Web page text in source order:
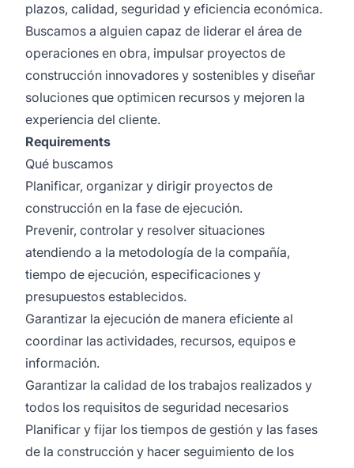
plazos, calidad, seguridad y eficiencia económica.
Buscamos a alguien capaz de liderar el área de
operaciones en obra, impulsar proyectos de
construcción innovadores y sostenibles y diseñar
soluciones que optimicen recursos y mejoren la
experiencia del cliente.
Requirements
Qué buscamos
Planificar, organizar y dirigir proyectos de
construcción en la fase de ejecución.
Prevenir, controlar y resolver situaciones
atendiendo a la metodología de la compañía,
tiempo de ejecución, especificaciones y
presupuestos establecidos.
Garantizar la ejecución de manera eficiente al
coordinar las actividades, recursos, equipos e
información.
Garantizar la calidad de los trabajos realizados y
todos los requisitos de seguridad necesarios
Planificar y fijar los tiempos de gestión y las fases
de la construcción y hacer seguimiento de los